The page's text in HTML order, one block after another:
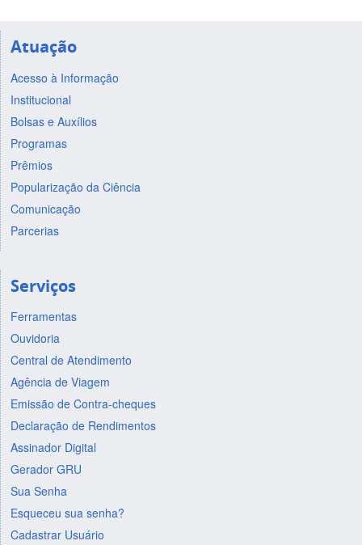
Atuação
Acesso à Informação
Institucional
Bolsas e Auxílios
Programas
Prêmios
Popularização da Ciência
Comunicação
Parcerias
Serviços
Ferramentas
Ouvidoria
Central de Atendimento
Agência de Viagem
Emissão de Contra-cheques
Declaração de Rendimentos
Assinador Digital
Gerador GRU
Sua Senha
Esqueceu sua senha?
Cadastrar Usuário